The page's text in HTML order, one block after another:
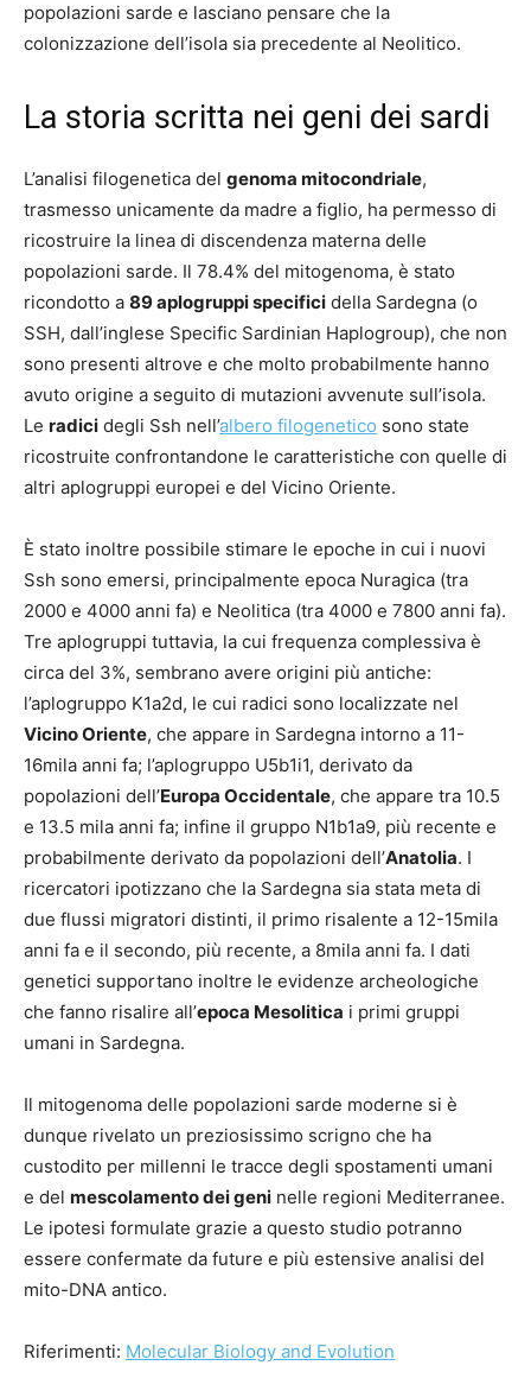
popolazioni sarde e lasciano pensare che la
colonizzazione dell’isola sia precedente al Neolitico.
La storia scritta nei geni dei sardi
L’analisi filogenetica del genoma mitocondriale,
trasmesso unicamente da madre a figlio, ha permesso di
ricostruire la linea di discendenza materna delle
popolazioni sarde. Il 78.4% del mitogenoma, è stato
ricondotto a 89 aplogruppi specifici della Sardegna (o
SSH, dall’inglese Specific Sardinian Haplogroup), che non
sono presenti altrove e che molto probabilmente hanno
avuto origine a seguito di mutazioni avvenute sull’isola.
Le radici degli Ssh nell’albero filogenetico sono state
ricostruite confrontandone le caratteristiche con quelle di
altri aplogruppi europei e del Vicino Oriente.
È stato inoltre possibile stimare le epoche in cui i nuovi
Ssh sono emersi, principalmente epoca Nuragica (tra
2000 e 4000 anni fa) e Neolitica (tra 4000 e 7800 anni fa).
Tre aplogruppi tuttavia, la cui frequenza complessiva è
circa del 3%, sembrano avere origini più antiche:
l’aplogruppo K1a2d, le cui radici sono localizzate nel
Vicino Oriente, che appare in Sardegna intorno a 11-
16mila anni fa; l’aplogruppo U5b1i1, derivato da
popolazioni dell’Europa Occidentale, che appare tra 10.5
e 13.5 mila anni fa; infine il gruppo N1b1a9, più recente e
probabilmente derivato da popolazioni dell’Anatolia. I
ricercatori ipotizzano che la Sardegna sia stata meta di
due flussi migratori distinti, il primo risalente a 12-15mila
anni fa e il secondo, più recente, a 8mila anni fa. I dati
genetici supportano inoltre le evidenze archeologiche
che fanno risalire all’epoca Mesolitica i primi gruppi
umani in Sardegna.
Il mitogenoma delle popolazioni sarde moderne si è
dunque rivelato un preziosissimo scrigno che ha
custodito per millenni le tracce degli spostamenti umani
e del mescolamento dei geni nelle regioni Mediterranee.
Le ipotesi formulate grazie a questo studio potranno
essere confermate da future e più estensive analisi del
mito-DNA antico.
Riferimenti: Molecular Biology and Evolution